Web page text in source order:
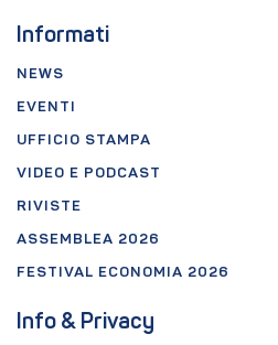
Informati
NEWS
EVENTI
UFFICIO STAMPA
VIDEO E PODCAST
RIVISTE
ASSEMBLEA 2026
FESTIVAL ECONOMIA 2026
Info & Privacy